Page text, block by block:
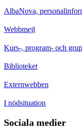
AlbaNova,
Webbmejl
Kurs-, program- och
Biblioteket
Externwebben
I nödsituation
Sociala medier